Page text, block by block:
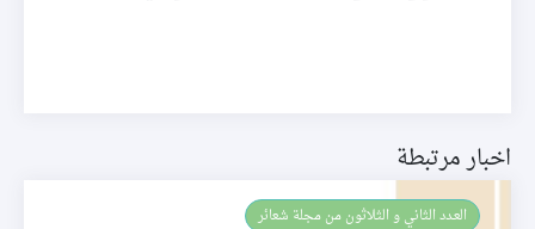
اخبار مرتبطة
العـدد الثاني و الثلاثون من مجلة شعائر